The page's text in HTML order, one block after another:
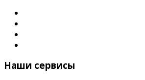
Наши сервисы